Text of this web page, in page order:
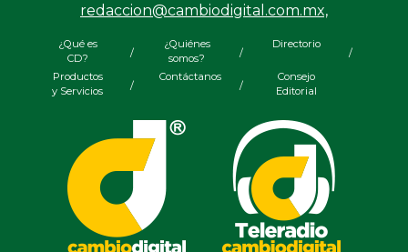
redaccion@cambiodigital.com.mx,
¿Qué es
CD?
/
¿Quiénes
somos?
/
Directorio
/
Productos
y Servicios
/
Contáctanos
/
Consejo
Editorial